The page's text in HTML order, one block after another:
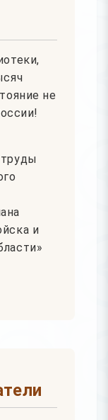
не
и